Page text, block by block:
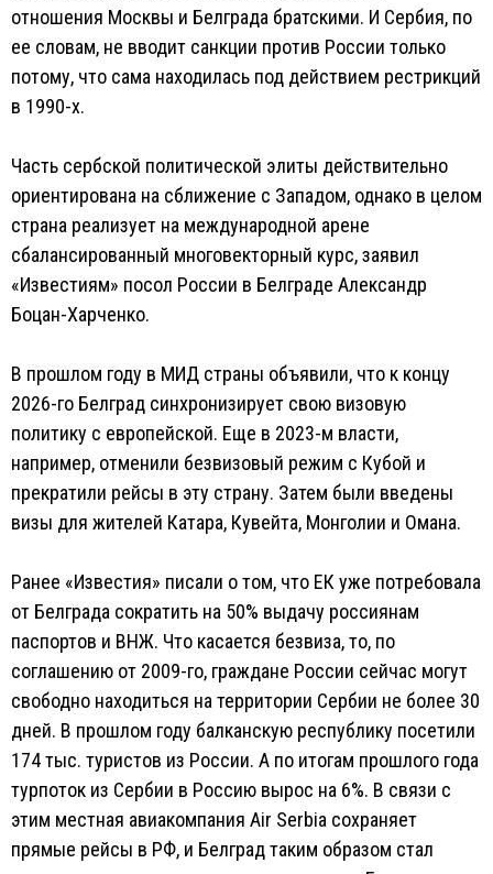
отношения Москвы и Белграда братскими. И Сербия, по
ее словам, не вводит санкции против России только
потому, что сама находилась под действием рестрикций
в 1990-х.
Часть сербской политической элиты действительно
ориентирована на сближение с Западом, однако в целом
страна реализует на международной арене
сбалансированный многовекторный курс, заявил
«Известиям» посол России в Белграде Александр
Боцан-Харченко.
В прошлом году в МИД страны объявили, что к концу
2026-го Белград синхронизирует свою визовую
политику с европейской. Еще в 2023-м власти,
например, отменили безвизовый режим с Кубой и
прекратили рейсы в эту страну. Затем были введены
визы для жителей Катара, Кувейта, Монголии и Омана.
Ранее «Известия» писали о том, что ЕК уже потребовала
от Белграда сократить на 50% выдачу россиянам
паспортов и ВНЖ. Что касается безвиза, то, по
соглашению от 2009-го, граждане России сейчас могут
свободно находиться на территории Сербии не более 30
дней. В прошлом году балканскую республику посетили
174 тыс. туристов из России. А по итогам прошлого года
турпоток из Сербии в Россию вырос на 6%. В связи с
этим местная авиакомпания Air Serbia сохраняет
прямые рейсы в РФ, и Белград таким образом стал